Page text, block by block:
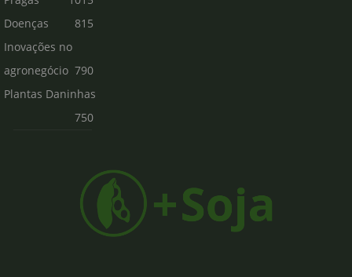
Doenças
815
Inovações no
agronegócio 790
Plantas Daninhas
750